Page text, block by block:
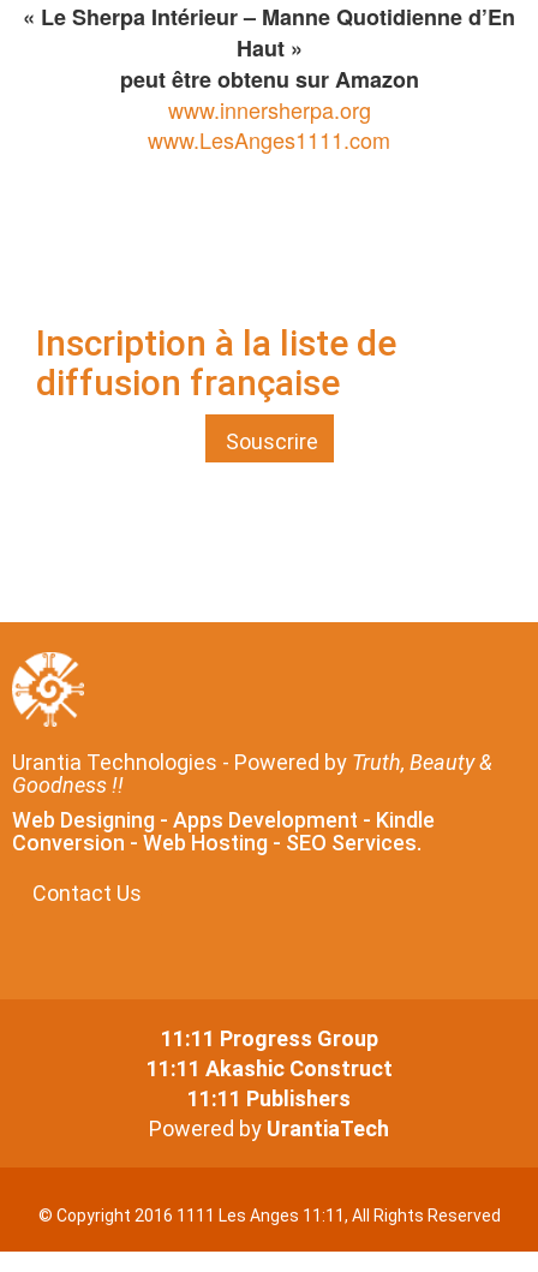
« Le Sherpa Intérieur – Manne Quotidienne d’En
Haut »
peut être obtenu sur Amazon
www.innersherpa.org
www.LesAnges1111.com
Inscription à la liste de
diffusion française
Souscrire
Urantia Technologies - Powered by Truth, Beauty &
Goodness !!
Web Designing - Apps Development - Kindle
Conversion - Web Hosting - SEO Services.
Contact Us
11:11 Progress Group
11:11 Akashic Construct
11:11 Publishers
Powered by UrantiaTech
© Copyright 2016 1111 Les Anges 11:11, All Rights Reserved